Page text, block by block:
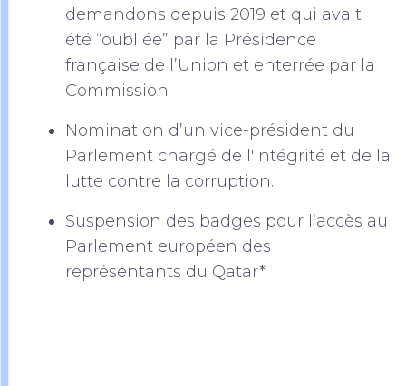
demandons depuis 2019 et qui avait
été “oubliée” par la Présidence
française de l’Union et enterrée par la
Commission
Nomination d’un vice-président du
Parlement chargé de l'intégrité et de la
lutte contre la corruption.
Suspension des badges pour l’accès au
Parlement européen des
représentants du Qatar*